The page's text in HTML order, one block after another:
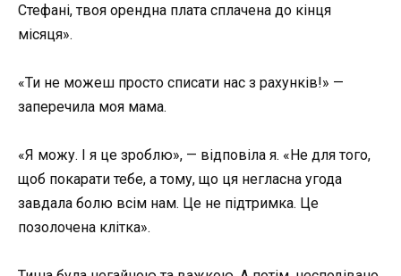
Стефані, твоя орендна плата сплачена до кінця
місяця».
«Ти не можеш просто списати нас з рахунків!» —
заперечила моя мама.
«Я можу. І я це зроблю», — відповіла я. «Не для того,
щоб покарати тебе, а тому, що ця негласна угода
завдала болю всім нам. Це не підтримка. Це
позолочена клітка».